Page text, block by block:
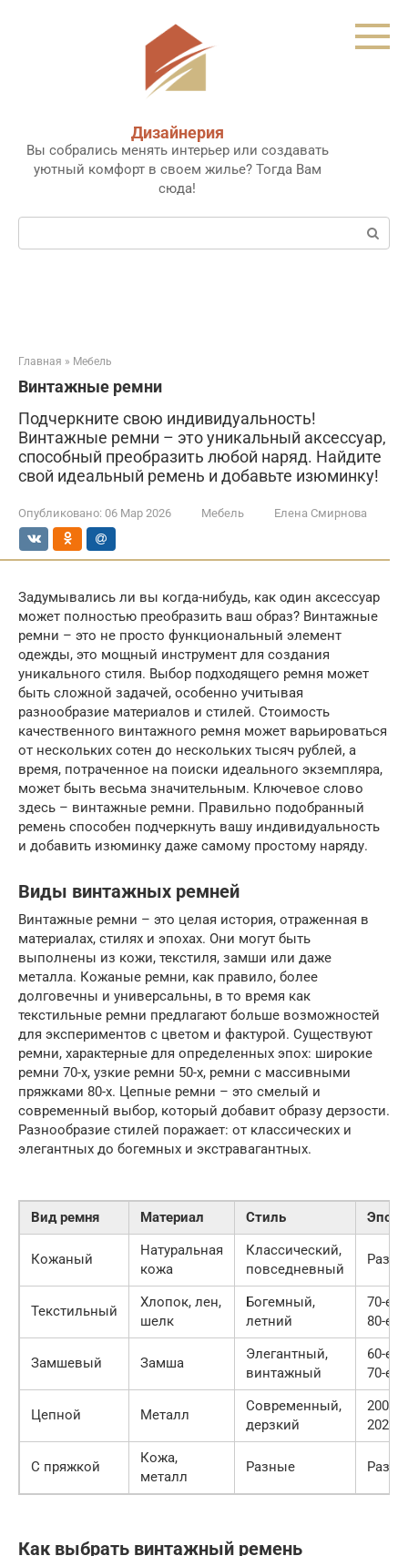
Дизайнерия
Вы собрались менять интерьер или создавать
уютный комфорт в своем жилье? Тогда Вам
сюда!
Поиск:
Главная » Мебель
Винтажные ремни
Подчеркните свою индивидуальность!
Винтажные ремни – это уникальный аксессуар,
способный преобразить любой наряд. Найдите
свой идеальный ремень и добавьте изюминку!
Опубликовано: 06 Мар 2026 Мебель Елена Смирнова
Задумывались ли вы когда-нибудь, как один аксессуар
может полностью преобразить ваш образ? Винтажные
ремни – это не просто функциональный элемент
одежды, это мощный инструмент для создания
уникального стиля. Выбор подходящего ремня может
быть сложной задачей, особенно учитывая
разнообразие материалов и стилей. Стоимость
качественного винтажного ремня может варьироваться
от нескольких сотен до нескольких тысяч рублей, а
время, потраченное на поиски идеального экземпляра,
может быть весьма значительным. Ключевое слово
здесь – винтажные ремни. Правильно подобранный
ремень способен подчеркнуть вашу индивидуальность
и добавить изюминку даже самому простому наряду.
Виды винтажных ремней
Винтажные ремни – это целая история, отраженная в
материалах, стилях и эпохах. Они могут быть
выполнены из кожи, текстиля, замши или даже
металла. Кожаные ремни, как правило, более
долговечны и универсальны, в то время как
текстильные ремни предлагают больше возможностей
для экспериментов с цветом и фактурой. Существуют
ремни, характерные для определенных эпох: широкие
ремни 70-х, узкие ремни 50-х, ремни с массивными
пряжками 80-х. Цепные ремни – это смелый и
современный выбор, который добавит образу дерзости.
Разнообразие стилей поражает: от классических и
элегантных до богемных и экстравагантных.
Вид ремня Материал Стиль Эпоха
Кожаный
Натуральная
кожа
Классический,
повседневный
Текстильный
Хлопок, лен,
шелк
Богемный,
летний
70-е,
80-е
Замшевый Замша
Элегантный,
винтажный
60-е,
70-е
Цепной Металл
Современный,
дерзкий
2000-
2020-е
С пряжкой
Кожа,
металл
Разные
Как выбрать винтажный ремень